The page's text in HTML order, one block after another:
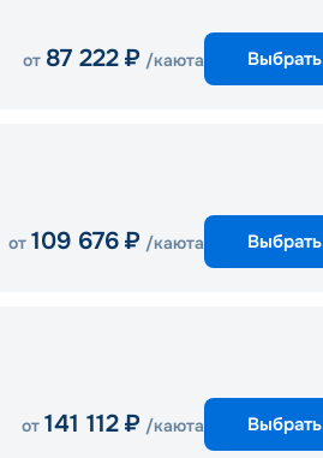
от 87 222 ₽ /каюта Выбрать
от 109 676 ₽ /каюта Выбрать
от 141 112 ₽ /каюта Выбрать